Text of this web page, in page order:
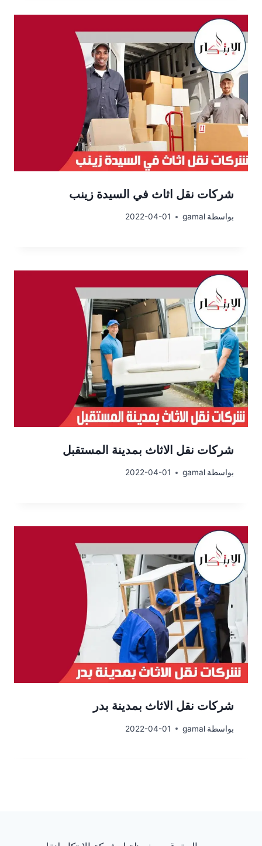
شركات نقل اثاث في السيدة زينب
بواسطة gamal
2022-04-01
شركات نقل الاثاث بمدينة المستقبل
بواسطة gamal
2022-04-01
شركات نقل الاثاث بمدينة بدر
بواسطة gamal
2022-04-01